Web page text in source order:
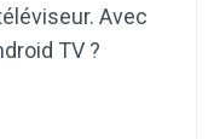
Avec
TV ?